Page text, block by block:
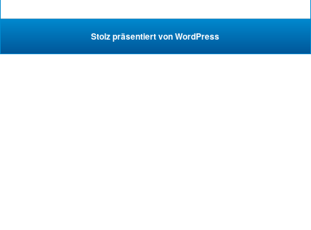
Stolz präsentiert von WordPress